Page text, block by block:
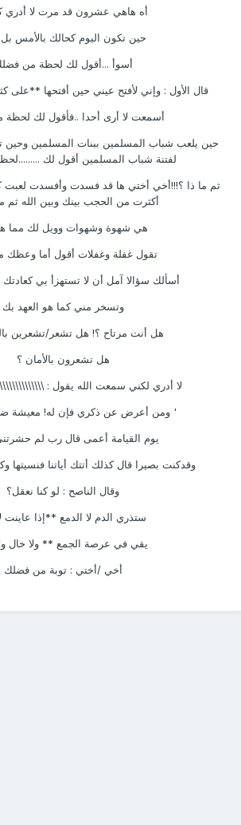
أه هاهي عشرون قد مرت لا أدري
حين تكون اليوم كحالك بالأمس بل
أسوأ ...أقول لك لحظة من
قال الأول : وإني لأفتح عيني حين أفتحها **على
أسمعت لا أرى أحدا ..فأقول لك لحظة
حين يلعب شباب المسلمين ببنات المسلمين وحين
لفتنة شباب المسلمين أقول لك
ثم ما ذا ؟!!!أخي أختي ها قد فسدت وأفسدت لعبت
أكثرت من الحجب بينك وبين الله ثم
هي شهوة وشهوات وويل لك مما
تقول غفلة وغفلات أقول أما وعظك
أسألك سؤالا آمل أن لا تستهزأ بي
وتسخر مني كما هو العهد بك
هل أنت مرتاح ؟! هل تشعر/تشعرين
هل تشعرون بالأمان ؟
لا أدري لكني سمعت الله يقول :
' ومن أعرض عن ذكري فإن له! معيشة
يوم القيامة أعمى قال رب لم
وقدكنت بصيرا قال كذلك أتتك أياتنا فنسيتها
وقال الناصح : لو كنا نعقل؟
ستذري الدم لا الدمع **إذا عاينت
يقي في عرصة الجمع ** ولا خال
أخي /أختي : توبة من فضلك